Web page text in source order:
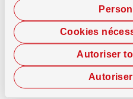
Autoriser
Cookies
Voici la
auteur(e)s du
À propos de nous